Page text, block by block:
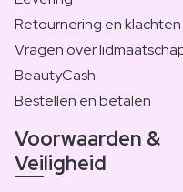
Retournering en klachten
Vragen over
BeautyCash
Bestellen en betalen
Voorwaarden &
Veiligheid